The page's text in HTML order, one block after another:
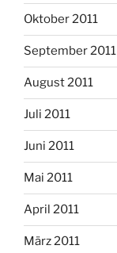
Oktober 2011
September 2011
August 2011
Juli 2011
Juni 2011
Mai 2011
April 2011
März 2011